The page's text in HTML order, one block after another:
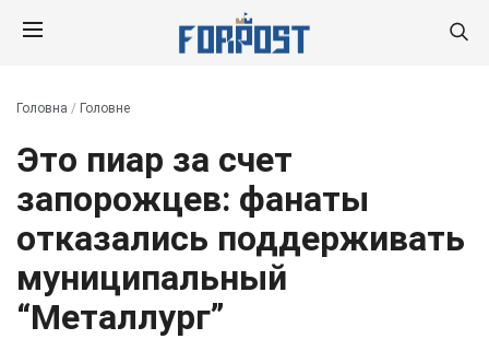
Головна / Головне
Это пиар за счет
запорожцев: фанаты
отказались поддерживать
муниципальный
“Металлург”